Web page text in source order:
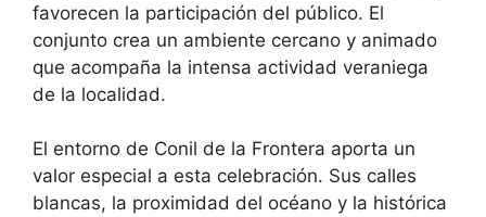
favorecen la participación del público. El
conjunto crea un ambiente cercano y animado
que acompaña la intensa actividad veraniega
de la localidad.
El entorno de Conil de la Frontera aporta un
valor especial a esta celebración. Sus calles
blancas, la proximidad del océano y la histórica